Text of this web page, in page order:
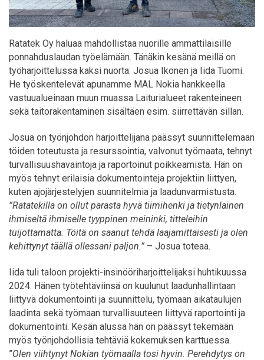
Ratatek Oy haluaa mahdollistaa nuorille ammattilaisille
ponnahduslaudan työelämään. Tänäkin kesänä meillä on
työharjoittelussa kaksi nuorta: Josua Ikonen ja Iida Tuomi.
He työskentelevät apunamme MAL Nokia hankkeella
vastuualueinaan muun muassa Laiturialueet rakenteineen
sekä taitorakentaminen sisältäen esim. siirrettävän sillan.
Josua on työnjohdon harjoittelijana päässyt suunnittelemaan
töiden toteutusta ja resurssointia, valvonut työmaata, tehnyt
turvallisuushavaintoja ja raportoinut poikkeamista. Hän on
myös tehnyt erilaisia dokumentointeja projektiin liittyen,
kuten ajojärjestelyjen suunnitelmia ja laadunvarmistusta.
”Ratatekilla on ollut parasta hyvä tiimihenki ja tietynlainen
ihmiseltä ihmiselle tyyppinen meininki, titteleihin
tuijottamatta. Töitä on saanut tehdä laajamittaisesti ja olen
kehittynyt täällä ollessani paljon.” – Josua toteaa.
Iida tuli taloon projekti-insinööriharjoittelijaksi huhtikuussa
2024. Hänen työtehtäviinsä on kuulunut laadunhallintaan
liittyvä dokumentointi ja suunnittelu, työmaan aikataulujen
laadinta sekä työmaan turvallisuuteen liittyvä raportointi ja
dokumentointi. Kesän alussa hän on päässyt tekemään
myös työnjohdollisia tehtäviä kokemuksen karttuessa.
”Olen viihtynyt Nokian työmaalla tosi hyvin. Perehdytys on